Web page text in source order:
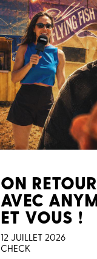
ON
AVEC
ET VOUS !
12 JUILLET 2026
CHECK